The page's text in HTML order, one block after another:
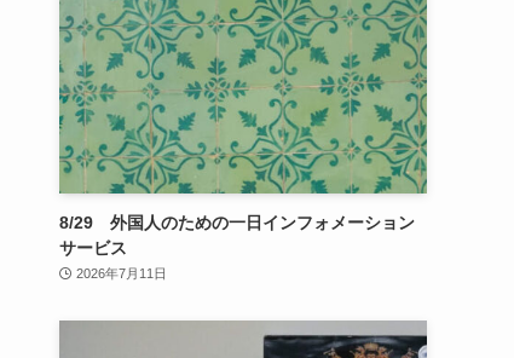
8/29 外国人のための一日インフォメーション
サービス
2026年7月11日